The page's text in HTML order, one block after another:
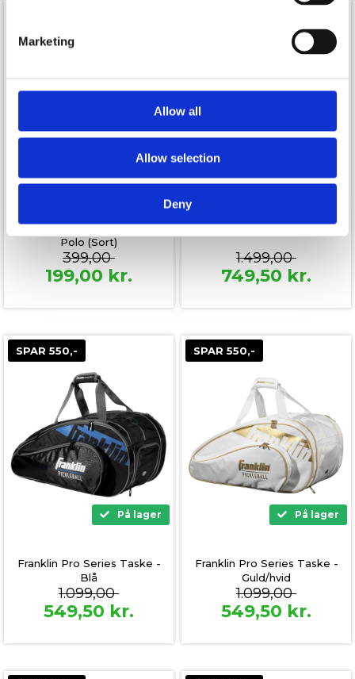
Marketing
Allow all
Allow selection
Deny
På lager
Franklin Mens Ultimate
Polo (Sort)
399,00
199,00 kr.
På lager
Franklin Pilot 2 Player Sæt
1.499,00
749,50 kr.
SPAR 550,-
På lager
Franklin Pro Series Taske -
Blå
1.099,00
549,50 kr.
SPAR 550,-
På lager
Franklin Pro Series Taske -
Guld/hvid
1.099,00
549,50 kr.